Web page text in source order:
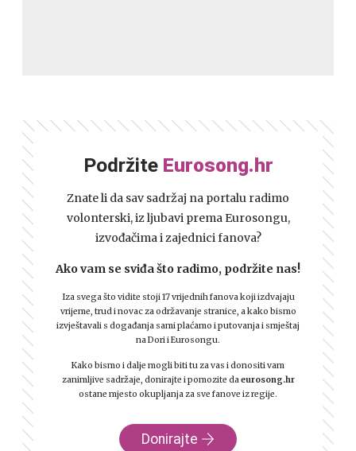
Podržite Eurosong.hr
Znate li da sav sadržaj na portalu radimo
volonterski, iz ljubavi prema Eurosongu,
izvođačima i zajednici fanova?
Ako vam se sviđa što radimo, podržite nas!
Iza svega što vidite stoji 17 vrijednih fanova koji izdvajaju
vrijeme, trud i novac za održavanje stranice, a kako bismo
izvještavali s događanja sami plaćamo i putovanja i smještaj
na Dori i Eurosongu.
Kako bismo i dalje mogli biti tu za vas i donositi vam
zanimljive sadržaje, donirajte i pomozite daeurosong.hr
ostane mjesto okupljanja za sve fanove iz regije.
Donirajte